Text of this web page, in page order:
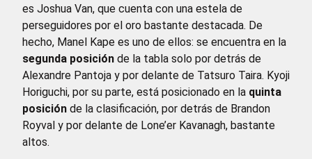
es Joshua Van, que cuenta con una estela de
perseguidores por el oro bastante destacada. De
hecho, Manel Kape es uno de ellos: se encuentra en la
segunda posición de la tabla solo por detrás de
Alexandre Pantoja y por delante de Tatsuro Taira. Kyoji
Horiguchi, por su parte, está posicionado en la quinta
posición de la clasificación, por detrás de Brandon
Royval y por delante de Lone’er Kavanagh, bastante
altos.